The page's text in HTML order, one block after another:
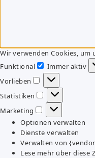
Wir verwenden Cookies, um
Funktional
Funktional
Immer aktiv
Vorlieben
Vorlieben
Statistiken
Statistiken
Marketing
Marketing
Optionen verwalten
Dienste verwalten
Verwalten von
Lese mehr über diese